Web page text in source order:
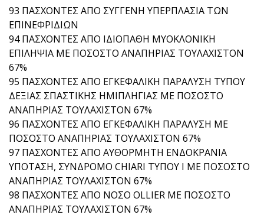
93 ΠΑΣΧΟΝΤΕΣ ΑΠΟ ΣΥΓΓΕΝΗ ΥΠΕΡΠΛΑΣΙΑ ΤΩΝ
ΕΠΙΝΕΦΡΙΔΙΩΝ
94 ΠΑΣΧΟΝΤΕΣ ΑΠΟ ΙΔΙΟΠΑΘΗ ΜΥΟΚΛΟΝΙΚΗ
ΕΠΙΛΗΨΙΑ ΜΕ ΠΟΣΟΣΤΟ ΑΝΑΠΗΡΙΑΣ ΤΟΥΛΑΧΙΣΤΟΝ
67%
95 ΠΑΣΧΟΝΤΕΣ ΑΠΟ ΕΓΚΕΦΑΛΙΚΗ ΠΑΡΑΛΥΣΗ ΤΥΠΟΥ
ΔΕΞΙΑΣ ΣΠΑΣΤΙΚΗΣ ΗΜΙΠΛΗΓΙΑΣ ΜΕ ΠΟΣΟΣΤΟ
ΑΝΑΠΗΡΙΑΣ ΤΟΥΛΑΧΙΣΤΟΝ 67%
96 ΠΑΣΧΟΝΤΕΣ ΑΠΟ ΕΓΚΕΦΑΛΙΚΗ ΠΑΡΑΛΥΣΗ ΜΕ
ΠΟΣΟΣΤΟ ΑΝΑΠΗΡΙΑΣ ΤΟΥΛΑΧΙΣΤΟΝ 67%
97 ΠΑΣΧΟΝΤΕΣ ΑΠΟ ΑΥΘΟΡΜΗΤΗ ΕΝΔΟΚΡΑΝΙΑ
ΥΠΟΤΑΣΗ, ΣΥΝΔΡΟΜΟ CHIARI ΤΥΠΟΥ Ι ΜΕ ΠΟΣΟΣΤΟ
ΑΝΑΠΗΡΙΑΣ ΤΟΥΛΑΧΙΣΤΟΝ 67%
98 ΠΑΣΧΟΝΤΕΣ ΑΠΟ ΝΟΣΟ OLLIER ΜΕ ΠΟΣΟΣΤΟ
ΑΝΑΠΗΡΙΑΣ ΤΟΥΛΑΧΙΣΤΟΝ 67%